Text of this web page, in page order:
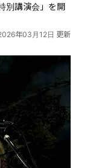
別講演会」を開
年03月12日 更新